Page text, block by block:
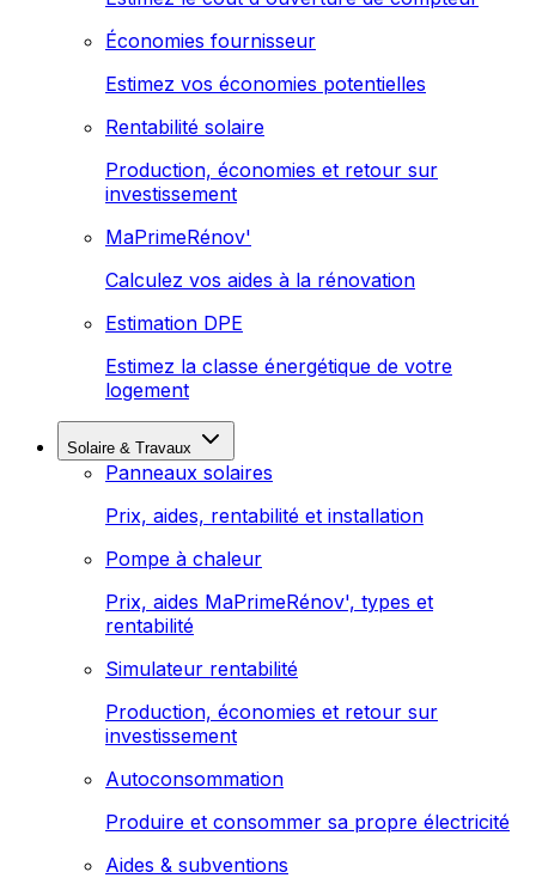
Économies fournisseur
Estimez vos économies potentielles
Rentabilité solaire
Production, économies et retour sur
investissement
MaPrimeRénov'
Calculez vos aides à la rénovation
Estimation DPE
Estimez la classe énergétique de votre
logement
Solaire & Travaux
Panneaux solaires
Prix, aides, rentabilité et installation
Pompe à chaleur
Prix, aides MaPrimeRénov', types et
rentabilité
Simulateur rentabilité
Production, économies et retour sur
investissement
Autoconsommation
Produire et consommer sa propre électricité
Aides & subventions